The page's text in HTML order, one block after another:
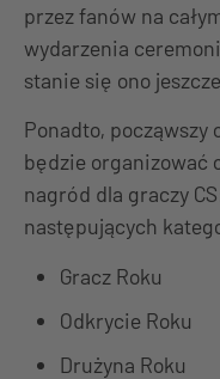
przez fanów na
wydarzenia
stanie się ono
Ponadto, począwszy
będzie organizować
nagród dla graczy
następujących
Gracz Roku
Odkrycie Roku
Drużyna Roku